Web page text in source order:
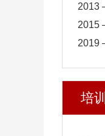
2013
2015
2019
培